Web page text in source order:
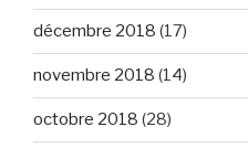
décembre 2018 (17)
novembre 2018 (14)
octobre 2018 (28)